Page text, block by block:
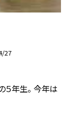
27
５年生。 今年は